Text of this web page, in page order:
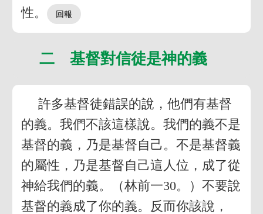
性。
二 基督對信徒是神的義
許多基督徒錯誤的說，他們有基督
的義。我們不該這樣說。我們的義不是
基督的義，乃是基督自己。不是基督義
的屬性，乃是基督自己這人位，成了從
神給我們的義。（林前一30。）不要說
基督的義成了你的義。反而你該說，